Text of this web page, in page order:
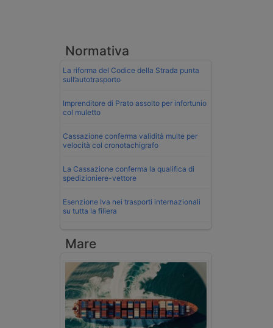
Normativa
La riforma del Codice della Strada punta
sull’autotrasporto
Imprenditore di Prato assolto per infortunio
col muletto
Cassazione conferma validità multe per
velocità col cronotachigrafo
La Cassazione conferma la qualifica di
spedizioniere-vettore
Esenzione Iva nei trasporti internazionali
su tutta la filiera
Mare